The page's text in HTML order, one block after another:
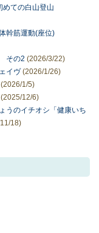
ての白山登山
幹筋運動(座位)
その2 (2026/3/22)
イヴ(2026/1/26)
(2026/1/5)
(2025/12/6)
のイチオシ「健康いち
18)